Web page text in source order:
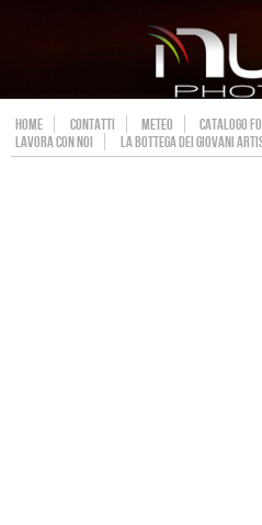
HOME CONTATTI METEO
CATALOGO
LAVORA CON NOI
LA BOTTEGA DEI GIOVANI